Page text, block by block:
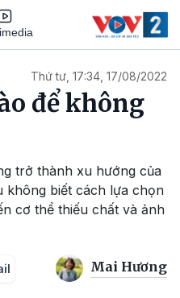
Thứ tư, 17:34, 17/08/2022
để không
trở thành xu hướng của
không biết cách lựa chọn
cơ thể thiếu chất và ảnh
Mai Hương